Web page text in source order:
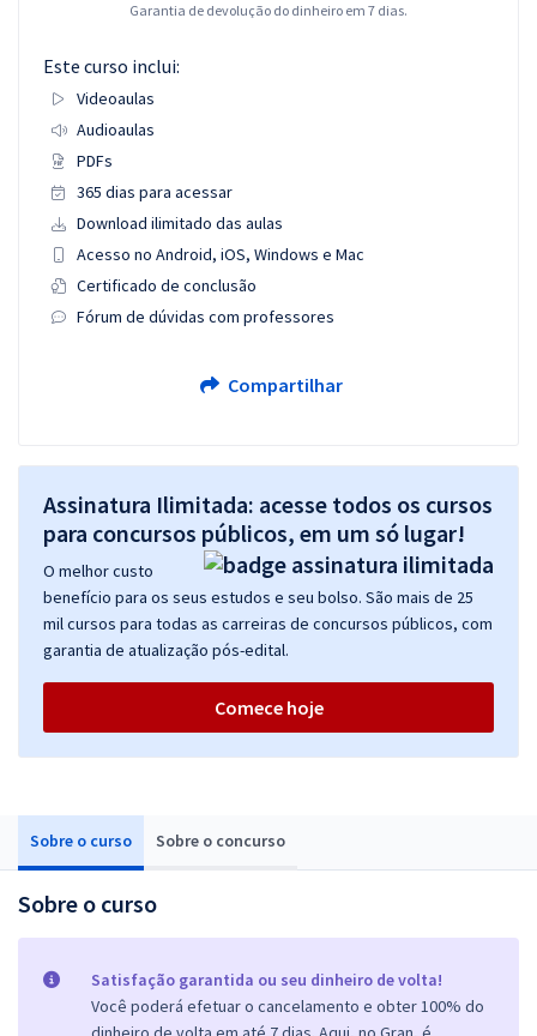
Sobre o curso Sobre o concurso
Sobre o curso
Satisfação garantida ou seu dinheiro de volta!
Você poderá efetuar o cancelamento e obter 100% do
Garantia de devolução do dinheiro em 7 dias.
Este curso inclui:
Videoaulas
Audioaulas
PDFs
365 dias para acessar
Download ilimitado das aulas
Acesso no Android, iOS, Windows e Mac
Certificado de conclusão
Fórum de dúvidas com professores
Compartilhar
Assinatura Ilimitada: acesse todos os cursos
para concursos públicos, em um só lugar!
O melhor custo
benefício para os seus estudos e seu bolso. São mais de 25
mil cursos para todas as carreiras de concursos públicos, com
garantia de atualização pós-edital.
Comece hoje